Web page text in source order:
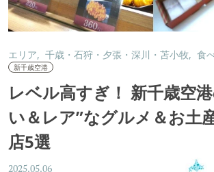
エリア 千歳・石狩・夕張・深川・苫小牧 食
新千歳空港
レベル高すぎ！ 新千歳空
い＆レア”なグルメ＆お土
店5選
2025.05.06